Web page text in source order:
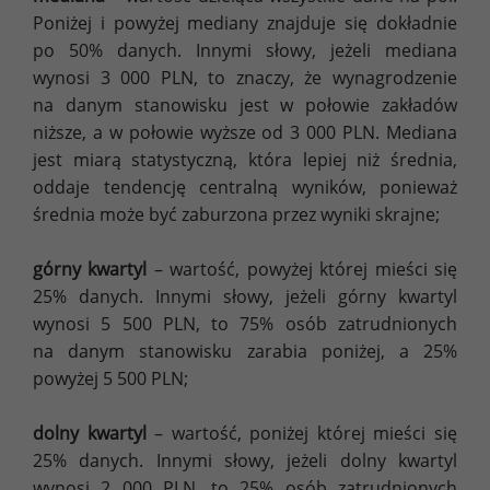
Poniżej i powyżej mediany znajduje się dokładnie
po 50% danych. Innymi słowy, jeżeli mediana
wynosi 3 000 PLN, to znaczy, że wynagrodzenie
na danym stanowisku jest w połowie zakładów
niższe, a w połowie wyższe od 3 000 PLN. Mediana
jest miarą statystyczną, która lepiej niż średnia,
oddaje tendencję centralną wyników, ponieważ
średnia może być zaburzona przez wyniki skrajne;
górny kwartyl – wartość, powyżej której mieści się
25% danych. Innymi słowy, jeżeli górny kwartyl
wynosi 5 500 PLN, to 75% osób zatrudnionych
na danym stanowisku zarabia poniżej, a 25%
powyżej 5 500 PLN;
dolny kwartyl – wartość, poniżej której mieści się
25% danych. Innymi słowy, jeżeli dolny kwartyl